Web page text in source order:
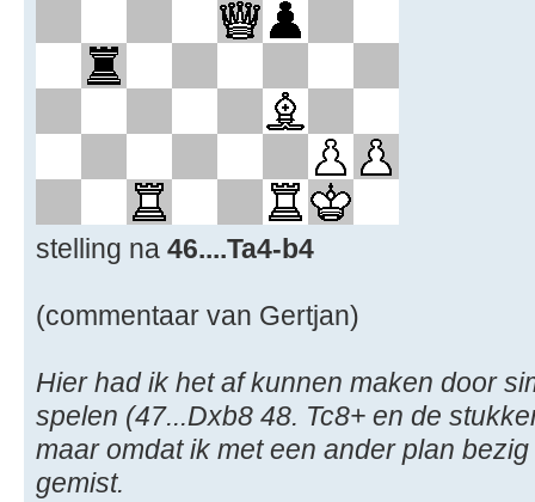
stelling na 46....Ta4-b4
(commentaar van Gertjan)
Hier had ik het af kunnen maken door
spelen (47...Dxb8 48. Tc8+ en de
maar omdat ik met een ander plan
gemist.